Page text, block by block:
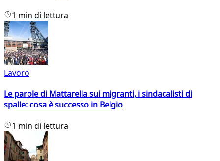
1 min di lettura
Lavoro
Le parole di Mattarella sui migranti, i sindacalisti di
spalle: cosa è successo in Belgio
1 min di lettura